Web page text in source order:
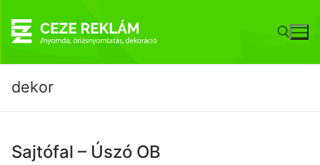
tartalomra
dekor
Sajtófal – Úszó OB